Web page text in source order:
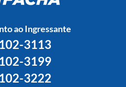
ao Ingressante
3113
3199
3222